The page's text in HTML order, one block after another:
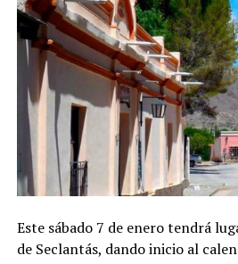
Este sábado 7 de enero tendrá
de Seclantás, dando inicio al